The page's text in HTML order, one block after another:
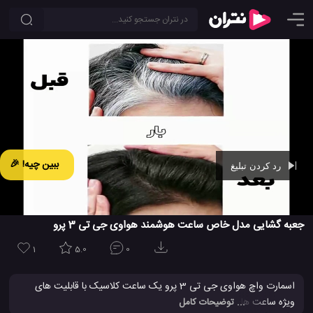
ببین چیه! 🎉
جعبه گشایی مدل خاص ساعت هوشمند هواوی جی تی 3 پرو
1 5.0 0
اسمارت واچ هواوی جی تی 3 پرو یک ساعت کلاسیک با قابلیت های
... توضیحات کامل